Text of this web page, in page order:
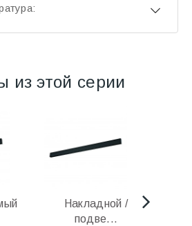
из этой серии
Накладной /
подве...